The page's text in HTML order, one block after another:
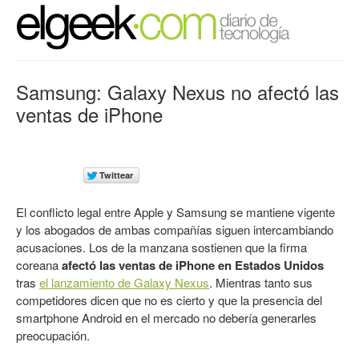
Samsung: Galaxy Nexus no afectó las
ventas de iPhone
El conflicto legal entre Apple y Samsung se mantiene vigente
y los abogados de ambas compañías siguen intercambiando
acusaciones. Los de la manzana sostienen que la firma
coreanaafectó las ventas de iPhone en Estados Unidos
tras el lanzamiento de Galaxy Nexus. Mientras tanto sus
competidores dicen que no es cierto y que la presencia del
smartphone Android en el mercado no debería generarles
preocupación.